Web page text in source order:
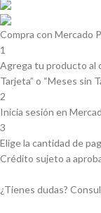
Compra con Mercado
1
Agrega tu producto al
Tarjeta” o “Meses sin
2
Inicia sesión en
3
Elige la cantidad de
Crédito sujeto a
¿Tienes dudas?